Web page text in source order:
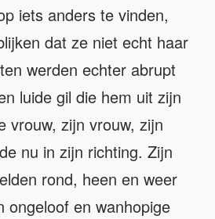
iets anders te vinden,
dat ze niet echt haar
werden echter abrupt
luide gil die hem uit zijn
vrouw, zijn vrouw, zijn
nu in zijn richting. Zijn
rond, heen en weer
ongeloof en wanhopige